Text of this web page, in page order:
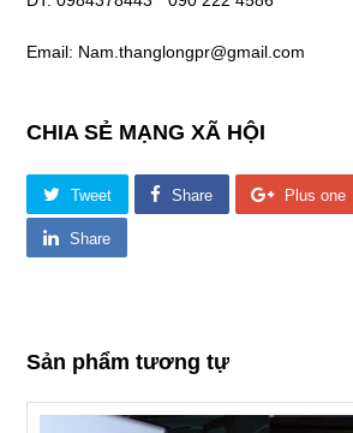
Email: Nam.thanglongpr@gmail.com
CHIA SẺ MẠNG XÃ HỘI
Tweet Share Plus one
Share
Sản phẩm tương tự